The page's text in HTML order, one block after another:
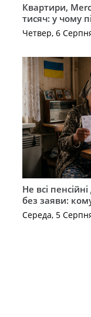
Квартири,
тисяч: у чому
Четвер, 6
Не всі
без заяви:
Середа, 5